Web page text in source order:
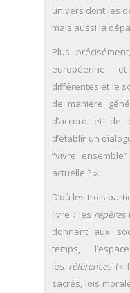
univers dont les
mais aussi la
Plus
européenne
différentes et le
de manière
d’accord et de
d’établir un
“vivre
actuelle ? ».
D’où les trois
livre : les repères
donnent aux
temps,
les références(«
sacrés, lois